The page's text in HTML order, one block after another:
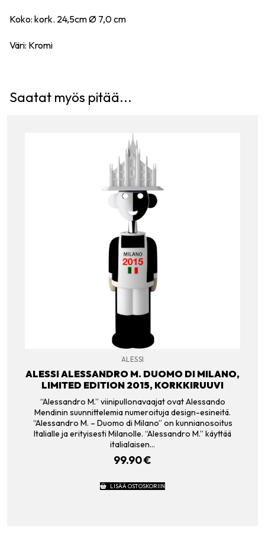
Koko: kork. 24,5cm Ø 7,0 cm
Väri: Kromi
Saatat myös pitää...
ALESSI
ALESSI ALESSANDRO M. DUOMO DI MILANO,
LIMITED EDITION 2015, KORKKIRUUVI
“Alessandro M.” viinipullonavaajat ovat Alessando
Mendinin suunnittelemia numeroituja design-esineitä.
“Alessandro M. – Duomo di Milano” on kunnianosoitus
Italialle ja erityisesti Milanolle. “Alessandro M.” käyttää
italialaisen…
99.90€
LISÄÄ OSTOSKORIIN